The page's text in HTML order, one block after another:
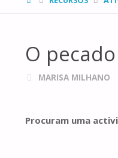
O
MARISA MILHANO
Procuram uma